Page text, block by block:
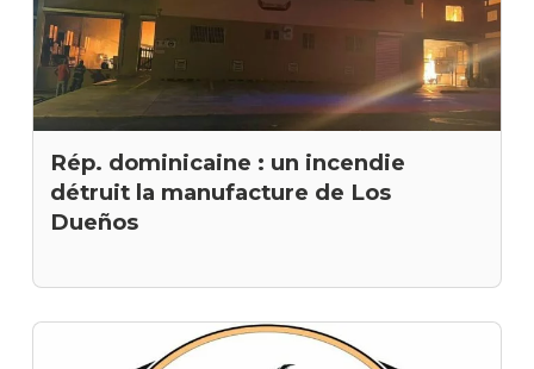
Rép. dominicaine : un incendie
détruit la manufacture de Los
Dueños